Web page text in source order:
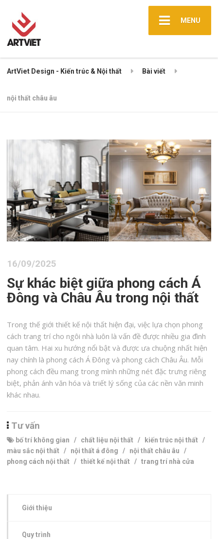
MENU
ArtViet Design - Kiến trúc & Nội thất Bài viết
nội thất châu âu
16/09/2025
Sự khác biệt giữa phong cách Á
Đông và Châu Âu trong nội thất
Trong thế giới thiết kế nội thất hiện đại, việc lựa chọn phong
cách trang trí cho ngôi nhà luôn là vấn đề được nhiều gia đình
quan tâm. Hai xu hướng nổi bật và được ưa chuộng nhất hiện
nay chính là phong cách Á Đông và phong cách Châu Âu. Mỗi
phong cách đều mang trong mình những nét đặc trưng riêng
biệt, phản ánh văn hóa và triết lý sống của các nền văn minh
khác nhau.
Tư vấn
bố trí không gian / chất liệu nội thất / kiến trúc nội thất /
màu sắc nội thất / nội thất á đông / nội thất châu âu /
phong cách nội thất /thiết kế nội thất /trang trí nhà cửa
Giới thiệu
Quy trình